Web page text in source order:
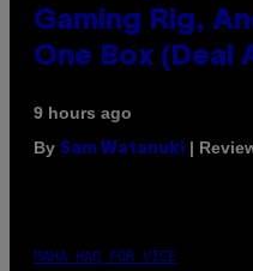
Gaming Rig,
One Box (Deal
9 hours ago
By Sam Watanuki |
MAHA HAQ FOR VICE